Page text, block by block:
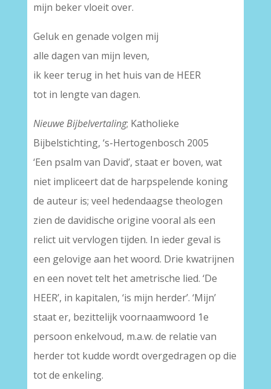
mijn beker vloeit over.
Geluk en genade volgen mij
alle dagen van mijn leven,
ik keer terug in het huis van de HEER
tot in lengte van dagen.
Nieuwe Bijbelvertaling; Katholieke
Bijbelstichting, ‘s-Hertogenbosch 2005
‘Een psalm van David’, staat er boven, wat
niet impliceert dat de harpspelende koning
de auteur is; veel hedendaagse theologen
zien de davidische origine vooral als een
relict uit vervlogen tijden. In ieder geval is
een gelovige aan het woord. Drie kwatrijnen
en een novet telt het ametrische lied. ‘De
HEER’, in kapitalen, ‘is mijn herder’. ‘Mijn’
staat er, bezittelijk voornaamwoord 1e
persoon enkelvoud, m.a.w. de relatie van
herder tot kudde wordt overgedragen op die
tot de enkeling.